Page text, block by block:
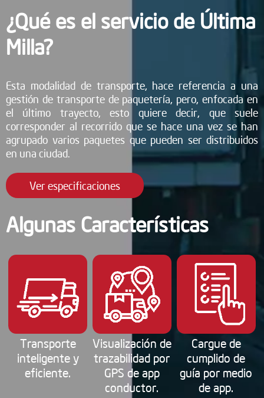
¿Qué es el servicio de Última
Milla?
Esta modalidad de transporte, hace referencia a una
gestión de transporte de paquetería, pero, enfocada en
el último trayecto, esto quiere decir, que suele
corresponder al recorrido que se hace una vez se han
agrupado varios paquetes que pueden ser distribuidos
en una ciudad.
Ver especificaciones
Algunas Características
Transporte
inteligente y
eficiente.
Visualización de
trazabilidad por
GPS de app
conductor.
Cargue de
cumplido de
guía por medio
de app.